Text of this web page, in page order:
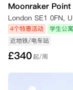
Moonraker Point
London SE1 0FN,
4个特惠活动 学生公寓
近地铁/电车站
£340起/周